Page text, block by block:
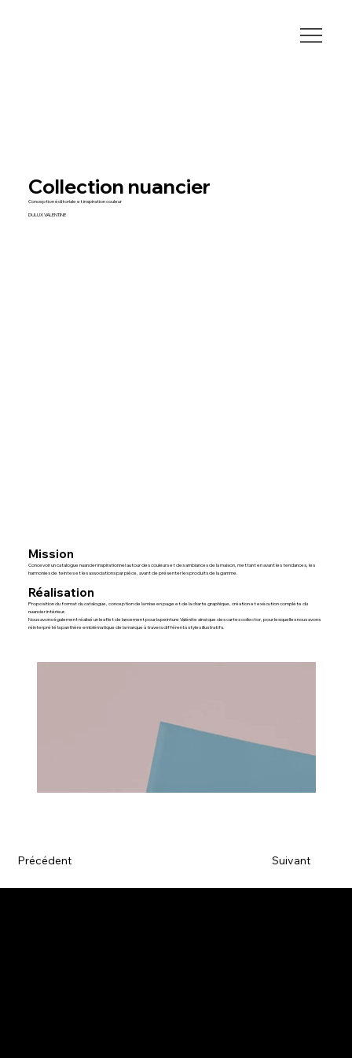
Collection nuancier
Conception éditoriale et inspiration couleur
DULUX VALENTINE
Mission
Concevoir un catalogue nuancier inspirationnel autour des couleurs et des ambiances de la maison, mettant en avant les tendances, les
harmonies de teintes et les associations par pièce, avant de présenter les produits de la gamme.
Réalisation
Proposition du format du catalogue, conception de la mise en page et de la charte graphique, création et exécution complète du
nuancier intérieur.
Nous avons également réalisé un leaflet de lancement pour la peinture Valénite ainsi que des cartes collector, pour lesquelles nous avons
réinterprété la panthère emblématique de la marque à travers différents styles illustratifs.
Précédent Suivant